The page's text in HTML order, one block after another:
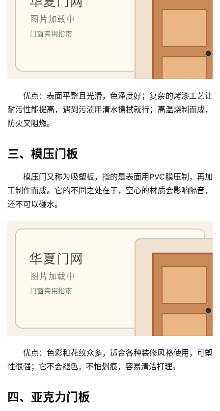
首
入
户
院
门
优点：表面平整且光滑，色泽度好；复杂的烤漆工艺让
耐污性能提高，遇到污渍用清水擦拭就行；高温烧制而成，
防火又阻燃。
三、模压门板
模压门又称为吸塑板，指的是表面用PVC膜压制，再加
工制作而成。它的不同之处在于，空心的材质会影响隔音，
还不可以碰水。
优点：色彩和花纹众多，适合各种装修风格使用，可塑
性很强；它不会褪色，不怕划痕，容易清洁打理。
四、亚克力门板